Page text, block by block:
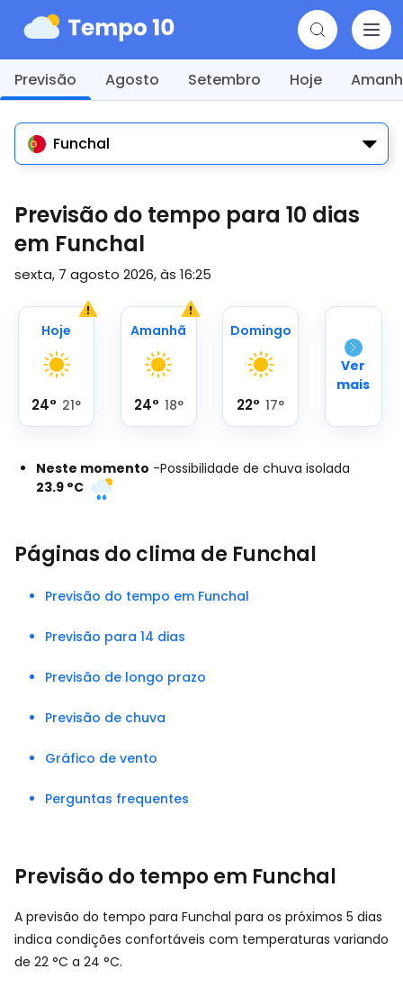
Previsão Agosto Setembro Hoje
Funchal
Previsão do tempo para 10 dias
em Funchal
sexta, 7 agosto 2026, às 16:25
Hoje
24° 21°
Amanhã
24° 18°
Domingo
22° 17°
Ver
mais
Neste momento -Possibilidade de chuva isolada
23.9 °C
Páginas do clima de Funchal
Previsão do tempo em Funchal
Previsão para 14 dias
Previsão de longo prazo
Previsão de chuva
Gráfico de vento
Perguntas frequentes
Previsão do tempo em Funchal
A previsão do tempo para Funchal para os próximos 5 dias
indica condições confortáveis com temperaturas variando
de 22 °C a 24 °C.